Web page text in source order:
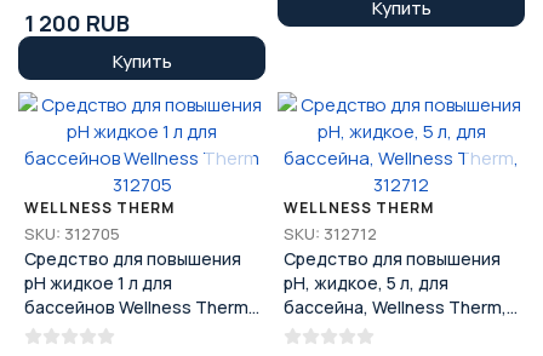
1 200 RUB
Купить
Купить
WELLNESS THERM
SKU: 312705
Средство для повышения
pH жидкое 1 л для
бассейнов Wellness Therm
312705
WELLNESS THERM
SKU: 312712
Средство для повышения
pH, жидкое, 5 л, для
бассейна, Wellness Therm,
312712